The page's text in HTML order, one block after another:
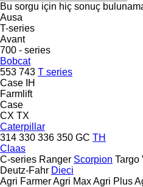
Bu sorgu için hiç sonuç
Ausa
T-series
Avant
700 - series
Bobcat
553 743 T series
Case IH
Farmlift
Case
CX TX
Caterpillar
314 330 336 350 GC TH
Claas
C-series Ranger Scorpion Targo
Deutz-Fahr Dieci
Agri FarmerAgri MaxAgri Plus